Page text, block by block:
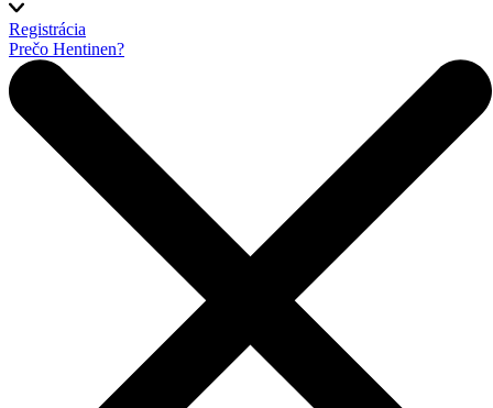
Registrácia
Prečo Hentinen?